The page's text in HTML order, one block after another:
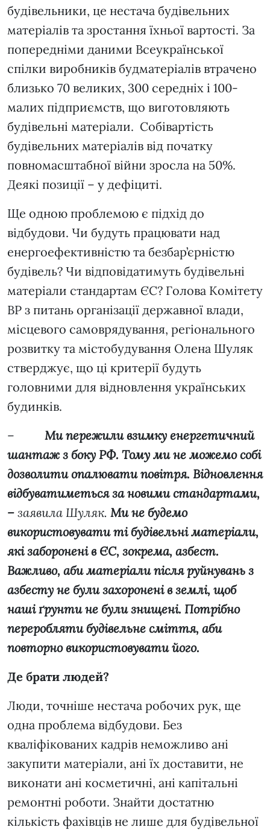
будівельники, це нестача будівельних
матеріалів та зростання їхньої вартості. За
попередніми даними Всеукраїнської
спілки виробників будматеріалів втрачено
близько 70 великих, 300 середніх і 100-
малих підприємств, що виготовляють
будівельні матеріали. Собівартість
будівельних матеріалів від початку
повномасштабної війни зросла на 50%.
Деякі позиції – у дефіциті.
Ще одною проблемою є підхід до
відбудови. Чи будуть працювати над
енергоефективністю та безбар’єрністю
будівель? Чи відповідатимуть будівельні
матеріали стандартам ЄС? Голова Комітету
ВР з питань організації державної влади,
місцевого самоврядування, регіонального
розвитку та містобудування Олена Шуляк
стверджує, що ці критерії будуть
головними для відновлення українських
будинків.
– Ми пережили взимку енергетичний
шантаж з боку РФ. Тому ми не можемо собі
дозволити опалювати повітря. Відновлення
відбуватиметься за новими стандартами,
– заявила Шуляк. Ми не будемо
використовувати ті будівельні матеріали,
які заборонені в ЄС, зокрема, азбест.
Важливо, аби матеріали після руйнувань з
азбесту не були захоронені в землі, щоб
наші ґрунти не були знищені. Потрібно
переробляти будівельне сміття, аби
повторно використовувати його.
Де брати людей?
Люди, точніше нестача робочих рук, ще
одна проблема відбудови. Без
кваліфікованих кадрів неможливо ані
закупити матеріали, ані їх доставити, не
виконати ані косметичні, ані капітальні
ремонтні роботи. Знайти достатню
кількість фахівців не лише для будівельної